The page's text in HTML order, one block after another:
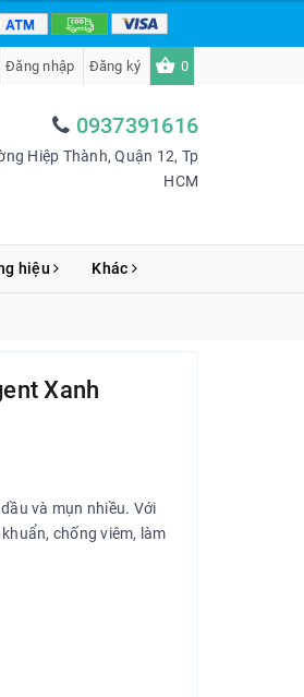
Đăng nhập Đăng ký 0
0937391616
Hiệp Thành, Quận 12, Tp
HCM
hiệu Khác
Xanh
và mụn nhiều. Với
chống viêm, làm